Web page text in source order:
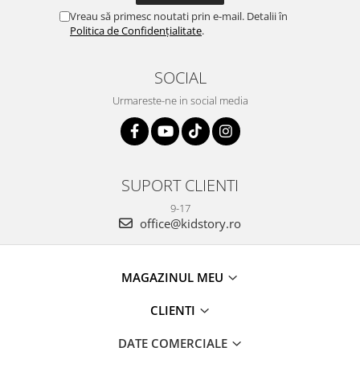
Vreau să primesc noutati prin e-mail. Detalii în
Politica de Confidențialitate.
SOCIAL
Urmareste-ne in social media
SUPORT CLIENTI
9-17
office@kidstory.ro
MAGAZINUL MEU
CLIENTI
DATE COMERCIALE